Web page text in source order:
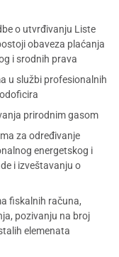
o utvrđivanju Liste
obaveza plaćanja
i srodnih prava
u službi profesionalnih
prirodnim gasom
za određivanje
energetskog i
i izveštavanju o
fiskalnih računa,
pozivanju na broj
elemenata